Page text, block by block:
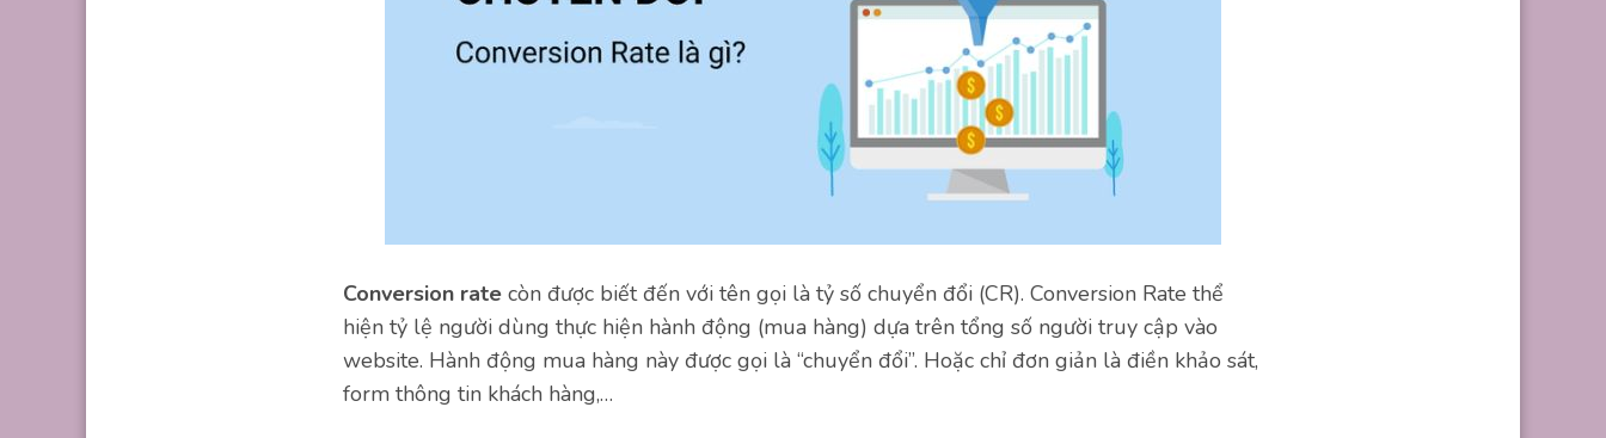
Conversion rate còn được biết đến với tên gọi là tỷ số chuyển đổi (CR). Conversion Rate thể
hiện tỷ lệ người dùng thực hiện hành động (mua hàng) dựa trên tổng số người truy cập vào
website. Hành động mua hàng này được gọi là “chuyển đổi”. Hoặc chỉ đơn giản là điền khảo sát,
form thông tin khách hàng,…